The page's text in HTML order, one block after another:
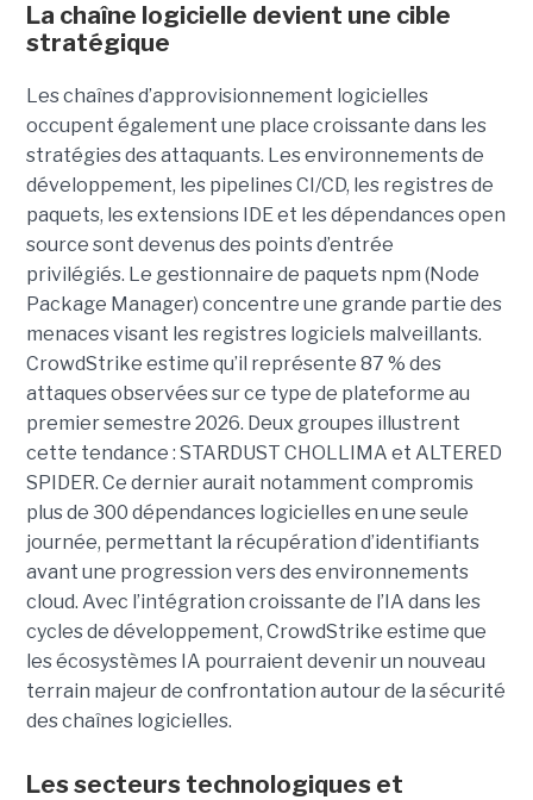
La chaîne logicielle devient une cible
stratégique
Les chaînes d’approvisionnement logicielles
occupent également une place croissante dans les
stratégies des attaquants. Les environnements de
développement, les pipelines CI/CD, les registres de
paquets, les extensions IDE et les dépendances open
source sont devenus des points d’entrée
privilégiés. Le gestionnaire de paquets npm (Node
Package Manager) concentre une grande partie des
menaces visant les registres logiciels malveillants.
CrowdStrike estime qu’il représente 87 % des
attaques observées sur ce type de plateforme au
premier semestre 2026. Deux groupes illustrent
cette tendance : STARDUST CHOLLIMA et ALTERED
SPIDER. Ce dernier aurait notamment compromis
plus de 300 dépendances logicielles en une seule
journée, permettant la récupération d’identifiants
avant une progression vers des environnements
cloud. Avec l’intégration croissante de l’IA dans les
cycles de développement, CrowdStrike estime que
les écosystèmes IA pourraient devenir un nouveau
terrain majeur de confrontation autour de la sécurité
des chaînes logicielles.
Les secteurs technologiques et